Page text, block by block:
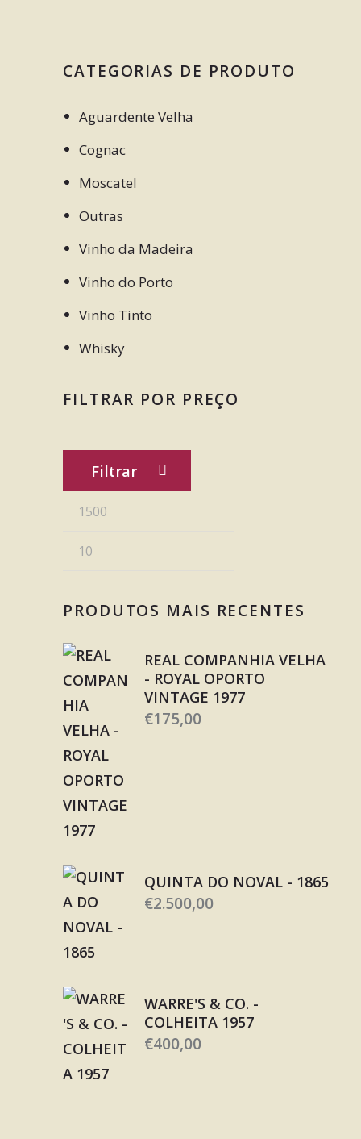
CATEGORIAS DE PRODUTO
Aguardente Velha
Cognac
Moscatel
Outras
Vinho da Madeira
Vinho do Porto
Vinho Tinto
Whisky
FILTRAR POR PREÇO
Filtrar
PRODUTOS MAIS RECENTES
REAL COMPANHIA VELHA
- ROYAL OPORTO
VINTAGE 1977
€175,00
QUINTA DO NOVAL - 1865
€2.500,00
WARRE'S & CO. -
COLHEITA 1957
€400,00